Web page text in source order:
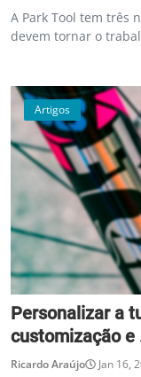
A Park Tool tem três
devem tornar o
Artigos
Personalizar a
customização e
Ricardo Araújo Jan 16,